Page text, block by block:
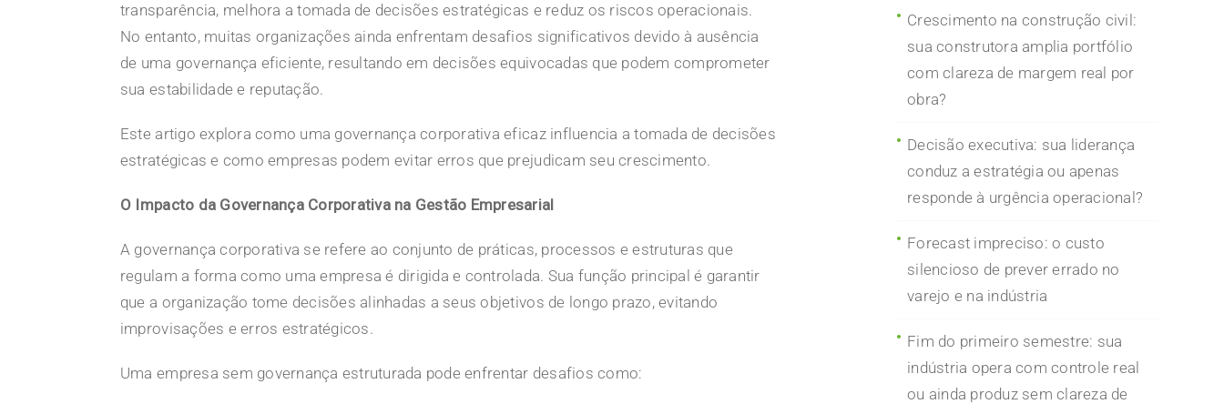
transparência, melhora a tomada de decisões estratégicas e reduz os riscos operacionais.
No entanto, muitas organizações ainda enfrentam desafios significativos devido à ausência
de uma governança eficiente, resultando em decisões equivocadas que podem comprometer
sua estabilidade e reputação.
Este artigo explora como uma governança corporativa eficaz influencia a tomada de decisões
estratégicas e como empresas podem evitar erros que prejudicam seu crescimento.
O Impacto da Governança Corporativa na Gestão Empresarial
A governança corporativa se refere ao conjunto de práticas, processos e estruturas que
regulam a forma como uma empresa é dirigida e controlada. Sua função principal é garantir
que a organização tome decisões alinhadas a seus objetivos de longo prazo, evitando
improvisações e erros estratégicos.
Uma empresa sem governança estruturada pode enfrentar desafios como:
Crescimento na construção civil:
sua construtora amplia portfólio
com clareza de margem real por
obra?
Decisão executiva: sua liderança
conduz a estratégia ou apenas
responde à urgência operacional?
Forecast impreciso: o custo
silencioso de prever errado no
varejo e na indústria
Fim do primeiro semestre: sua
indústria opera com controle real
ou ainda produz sem clareza de